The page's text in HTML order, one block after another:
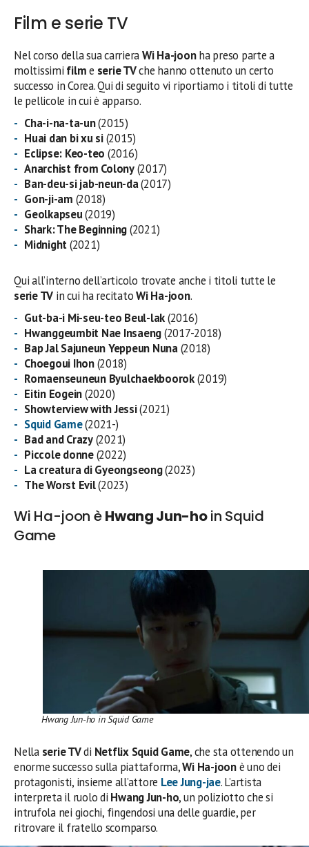
Film e serie TV
Nel corso della sua carrieraWi Ha-joonha preso parte a
moltissimi filme serie TVche hanno ottenuto un certo
successo in Corea. Qui di seguito vi riportiamo i titoli di tutte
le pellicole in cui è apparso.
Cha-i-na-ta-un(2015)
Huai dan bi xu si(2015)
Eclipse: Keo-teo (2016)
Anarchist from Colony(2017)
Ban-deu-si jab-neun-da(2017)
Gon-ji-am (2018)
Geolkapseu(2019)
Shark: The Beginning(2021)
Midnight(2021)
Qui all’interno dell’articolo trovate anche i titoli tutte le
serie TV in cui ha recitatoWi Ha-joon.
Gut-ba-i Mi-seu-teo Beul-lak(2016)
Hwanggeumbit Nae Insaeng(2017-2018)
Bap Jal Sajuneun Yeppeun Nuna(2018)
Choegoui Ihon(2018)
Romaenseuneun Byulchaekboorok(2019)
Eitin Eogein(2020)
Showterview with Jessi(2021)
Squid Game(2021-)
Bad and Crazy(2021)
Piccole donne(2022)
La creatura di Gyeongseong(2023)
The Worst Evil(2023)
Wi Ha-joon èHwang Jun-hoin Squid
Game
Hwang Jun-ho in Squid Game
Nella serie TVdi Netflix Squid Game, che sta ottenendo un
enorme successo sulla piattaforma,Wi Ha-joonè uno dei
protagonisti, insieme all’attore Lee Jung-jae. L’artista
interpreta il ruolo di Hwang Jun-ho, un poliziotto che si
intrufola nei giochi, fingendosi una delle guardie, per
ritrovare il fratello scomparso.